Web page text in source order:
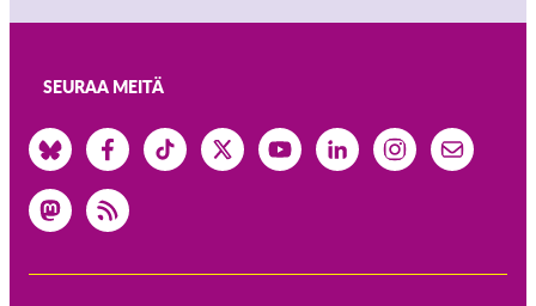
SEURAA MEITÄ